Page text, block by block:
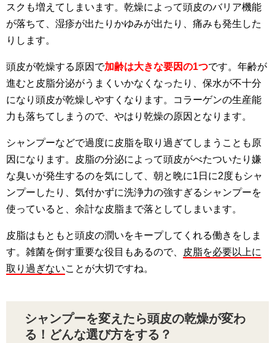
スクも増えてしまいます。乾燥によって頭皮のバリア機能
が落ちて、湿疹が出たりかゆみが出たり、痛みも発生した
りします。
頭皮が乾燥する原因で加齢は大きな要因の1つです。年齢が
進むと皮脂分泌がうまくいかなくなったり、保水が不十分
になり頭皮が乾燥しやすくなります。コラーゲンの生産能
力も落ちてしまうので、やはり乾燥の原因となります。
シャンプーなどで過度に皮脂を取り過ぎてしまうことも原
因になります。皮脂の分泌によって頭皮がべたついたり嫌
な臭いが発生するのを気にして、朝と晩に1日に2度もシャ
ンプーしたり、気付かずに洗浄力の強すぎるシャンプーを
使っていると、余計な皮脂まで落としてしまいます。
皮脂はもともと頭皮の潤いをキープしてくれる働きをしま
す。雑菌を倒す重要な役目もあるので、
皮脂を必要以上に
取り過ぎないことが大切ですね。
シャンプーを変えたら頭皮の乾燥が変わ
る！どんな選び方をする？